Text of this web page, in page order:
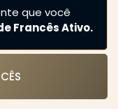
que você
Francês Ativo.